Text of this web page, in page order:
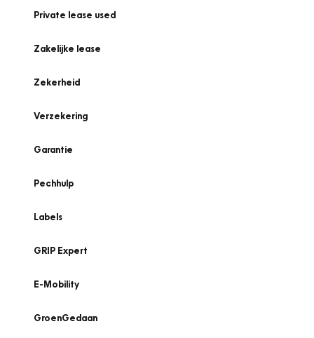
Private lease used
Zakelijke lease
Zekerheid
Verzekering
Garantie
Pechhulp
Labels
GRIP Expert
E-Mobility
GroenGedaan